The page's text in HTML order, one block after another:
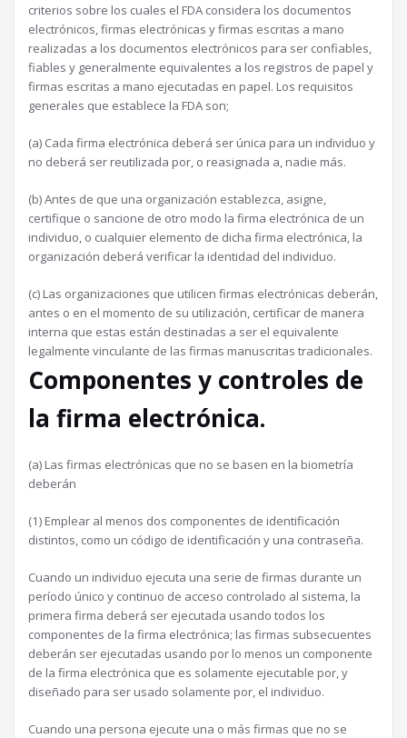
criterios sobre los cuales el FDA considera los documentos
electrónicos, firmas electrónicas y firmas escritas a mano
realizadas a los documentos electrónicos para ser confiables,
fiables y generalmente equivalentes a los registros de papel y
firmas escritas a mano ejecutadas en papel. Los requisitos
generales que establece la FDA son;
(a) Cada firma electrónica deberá ser única para un individuo y
no deberá ser reutilizada por, o reasignada a, nadie más.
(b) Antes de que una organización establezca, asigne,
certifique o sancione de otro modo la firma electrónica de un
individuo, o cualquier elemento de dicha firma electrónica, la
organización deberá verificar la identidad del individuo.
(c) Las organizaciones que utilicen firmas electrónicas deberán,
antes o en el momento de su utilización, certificar de manera
interna que estas están destinadas a ser el equivalente
legalmente vinculante de las firmas manuscritas tradicionales.
Componentes y controles de
la firma electrónica.
(a) Las firmas electrónicas que no se basen en la biometría
deberán
(1) Emplear al menos dos componentes de identificación
distintos, como un código de identificación y una contraseña.
Cuando un individuo ejecuta una serie de firmas durante un
período único y continuo de acceso controlado al sistema, la
primera firma deberá ser ejecutada usando todos los
componentes de la firma electrónica; las firmas subsecuentes
deberán ser ejecutadas usando por lo menos un componente
de la firma electrónica que es solamente ejecutable por, y
diseñado para ser usado solamente por, el individuo.
Cuando una persona ejecute una o más firmas que no se